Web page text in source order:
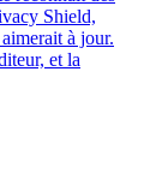
Shield,
à jour.
et la